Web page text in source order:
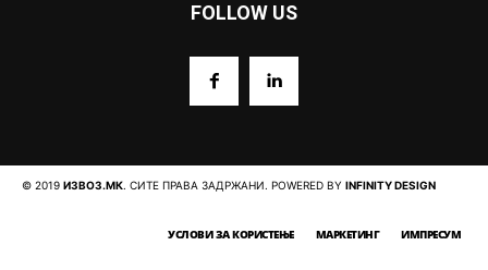
FOLLOW US
© 2019 ИЗВОЗ.МК. СИТЕ ПРАВА ЗАДРЖАНИ. POWERED BY INFINITY DESIGN
УСЛОВИ ЗА КОРИСТЕЊЕ МАРКЕТИНГ ИМПРЕСУМ